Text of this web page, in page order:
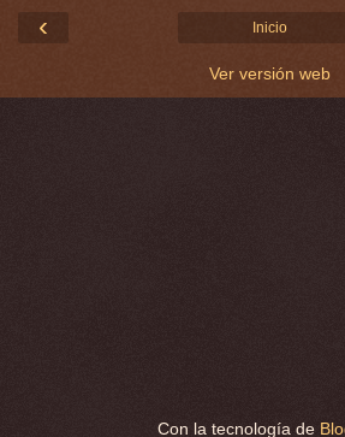
‹ Inicio
Ver versión web
Con la tecnología de